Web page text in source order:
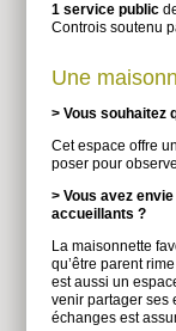
1 service public
Controis soutenu
Une
> Vous souhaitez
Cet espace offre
poser pour
> Vous avez
accueillants ?
La maisonnette
qu’être parent
est aussi un
venir partager ses
échanges est